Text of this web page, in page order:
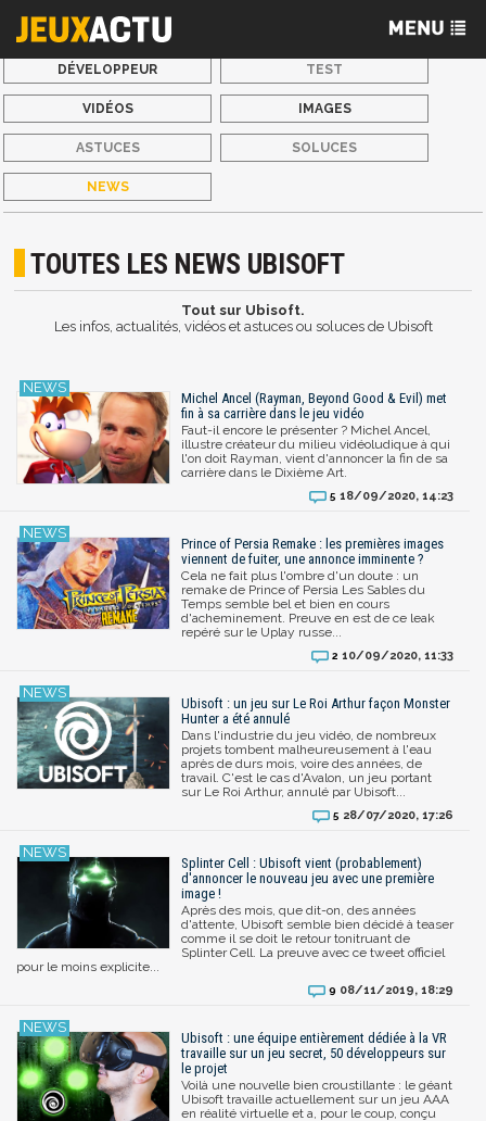
DÉVELOPPEUR TEST
VIDÉOS IMAGES
ASTUCES SOLUCES
NEWS
TOUTES LES NEWS UBISOFT
Tout sur Ubisoft.
Les infos, actualités, vidéos et astuces ou soluces de Ubisoft
Michel Ancel (Rayman, Beyond Good & Evil) met
fin à sa carrière dans le jeu vidéo
Faut-il encore le présenter ? Michel Ancel,
illustre créateur du milieu vidéoludique à qui
l'on doit Rayman, vient d'annoncer la fin de sa
carrière dans le Dixième Art.
5 18/09/2020, 14:23
Prince of Persia Remake : les premières images
viennent de fuiter, une annonce imminente ?
Cela ne fait plus l'ombre d'un doute : un
remake de Prince of Persia Les Sables du
Temps semble bel et bien en cours
d'acheminement. Preuve en est de ce leak
repéré sur le Uplay russe...
2 10/09/2020, 11:33
Ubisoft : un jeu sur Le Roi Arthur façon Monster
Hunter a été annulé
Dans l'industrie du jeu vidéo, de nombreux
projets tombent malheureusement à l'eau
après de durs mois, voire des années, de
travail. C'est le cas d'Avalon, un jeu portant
sur Le Roi Arthur, annulé par Ubisoft...
5 28/07/2020, 17:26
Splinter Cell : Ubisoft vient (probablement)
d'annoncer le nouveau jeu avec une première
image !
Après des mois, que dit-on, des années
d'attente, Ubisoft semble bien décidé à teaser
comme il se doit le retour tonitruant de
Splinter Cell. La preuve avec ce tweet officiel
pour le moins explicite...
9 08/11/2019, 18:29
Ubisoft : une équipe entièrement dédiée à la VR
travaille sur un jeu secret, 50 développeurs sur
le projet
Voilà une nouvelle bien croustillante : le géant
Ubisoft travaille actuellement sur un jeu AAA
en réalité virtuelle et a, pour le coup, conçu